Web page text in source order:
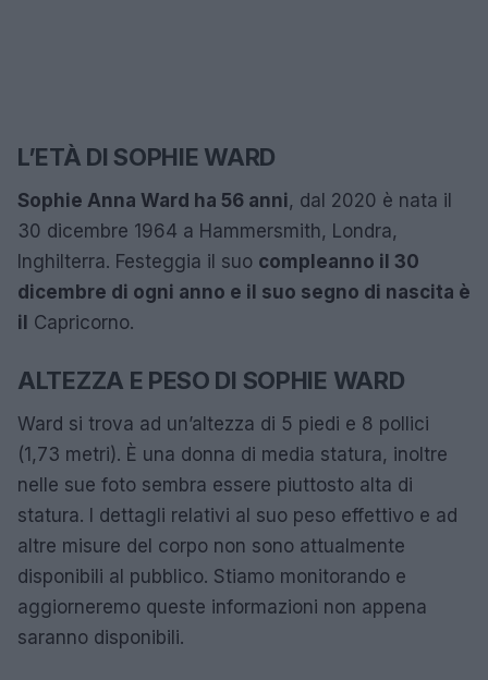
L’ETÀ DI SOPHIE WARD
Sophie Anna Ward ha 56 anni, dal 2020 è nata il
30 dicembre 1964 a Hammersmith, Londra,
Inghilterra. Festeggia il suo compleanno il 30
dicembre di ogni anno e il suo segno di nascita è
il Capricorno.
ALTEZZA E PESO DI SOPHIE WARD
Ward si trova ad un’altezza di 5 piedi e 8 pollici
(1,73 metri). È una donna di media statura, inoltre
nelle sue foto sembra essere piuttosto alta di
statura. I dettagli relativi al suo peso effettivo e ad
altre misure del corpo non sono attualmente
disponibili al pubblico. Stiamo monitorando e
aggiorneremo queste informazioni non appena
saranno disponibili.